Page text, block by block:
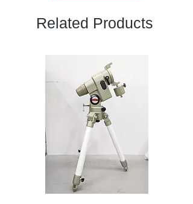
極軸
ダブルスクリュー式、
微動
タンジェントスクリュ
ー式、ツマミ付
パルスモーターによる
電動駆動
Related Products